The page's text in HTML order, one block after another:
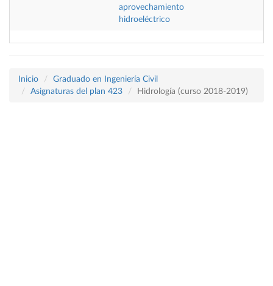
aprovechamiento
hidroeléctrico
Inicio
Graduado en Ingeniería Civil
Asignaturas del plan 423
Hidrología (curso 2018-2019)